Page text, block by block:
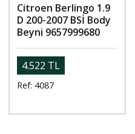
Citroen Berlingo 1.9
D 200-2007 BSİ Body
Beyni 9657999680
4.522 TL
Ref: 4087